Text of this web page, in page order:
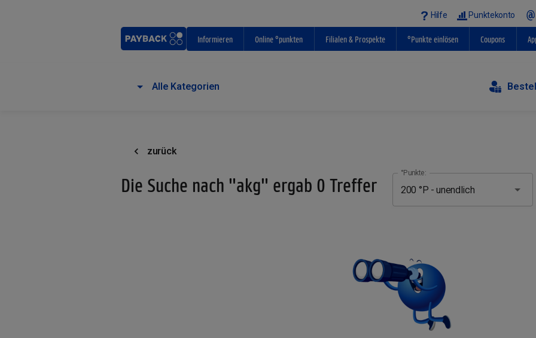
Hilfe Punktekonto
Informieren Online °punkten Filialen & Prospekte °Punkte einlösen Coupons
Alle Kategorien
zurück
Die Suche nach "akg" ergab 0 Treffer
°Punkte: